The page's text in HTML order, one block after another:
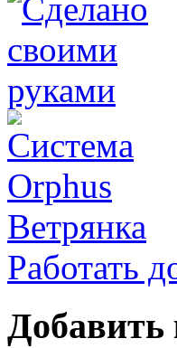
Ветрянка
Работать
Добавить